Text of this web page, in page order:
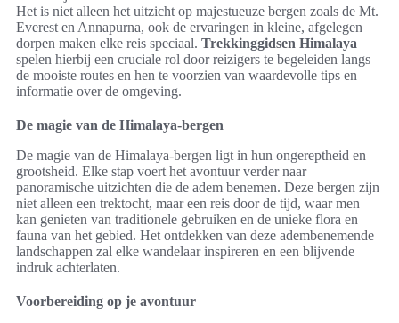
Het is niet alleen het uitzicht op majestueuze bergen zoals de Mt.
Everest en Annapurna, ook de ervaringen in kleine, afgelegen
dorpen maken elke reis speciaal. Trekkinggidsen Himalaya
spelen hierbij een cruciale rol door reizigers te begeleiden langs
de mooiste routes en hen te voorzien van waardevolle tips en
informatie over de omgeving.
De magie van de Himalaya-bergen
De magie van de Himalaya-bergen ligt in hun ongereptheid en
grootsheid. Elke stap voert het avontuur verder naar
panoramische uitzichten die de adem benemen. Deze bergen zijn
niet alleen een trektocht, maar een reis door de tijd, waar men
kan genieten van traditionele gebruiken en de unieke flora en
fauna van het gebied. Het ontdekken van deze adembenemende
landschappen zal elke wandelaar inspireren en een blijvende
indruk achterlaten.
Voorbereiding op je avontuur